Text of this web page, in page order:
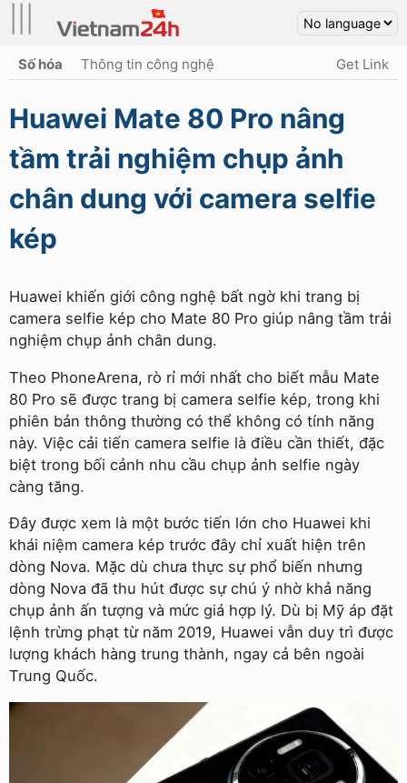
Số hóa Thông tin công nghệ Get Link
Huawei Mate 80 Pro nâng
tầm trải nghiệm chụp ảnh
chân dung với camera selfie
kép
Huawei khiến giới công nghệ bất ngờ khi trang bị
camera selfie kép cho Mate 80 Pro giúp nâng tầm trải
nghiệm chụp ảnh chân dung.
Theo PhoneArena, rò rỉ mới nhất cho biết mẫu Mate
80 Pro sẽ được trang bị camera selfie kép, trong khi
phiên bản thông thường có thể không có tính năng
này. Việc cải tiến camera selfie là điều cần thiết, đặc
biệt trong bối cảnh nhu cầu chụp ảnh selfie ngày
càng tăng.
Đây được xem là một bước tiến lớn cho Huawei khi
khái niệm camera kép trước đây chỉ xuất hiện trên
dòng Nova. Mặc dù chưa thực sự phổ biến nhưng
dòng Nova đã thu hút được sự chú ý nhờ khả năng
chụp ảnh ấn tượng và mức giá hợp lý. Dù bị Mỹ áp đặt
lệnh trừng phạt từ năm 2019, Huawei vẫn duy trì được
lượng khách hàng trung thành, ngay cả bên ngoài
Trung Quốc.